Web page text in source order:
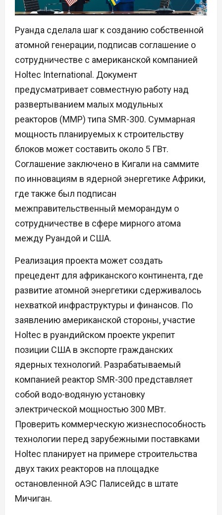
Руанда сделала шаг к созданию собственной
атомной генерации, подписав соглашение о
сотрудничестве с американской компанией
Holtec International. Документ
предусматривает совместную работу над
развертыванием малых модульных
реакторов (ММР) типа SMR-300. Суммарная
мощность планируемых к строительству
блоков может составить около 5 ГВт.
Соглашение заключено в Кигали на саммите
по инновациям в ядерной энергетике Африки,
где также был подписан
межправительственный меморандум о
сотрудничестве в сфере мирного атома
между Руандой и США.
Реализация проекта может создать
прецедент для африканского континента, где
развитие атомной энергетики сдерживалось
нехваткой инфраструктуры и финансов. По
заявлению американской стороны, участие
Holtec в руандийском проекте укрепит
позиции США в экспорте гражданских
ядерных технологий. Разрабатываемый
компанией реактор SMR-300 представляет
собой водо-водяную установку
электрической мощностью 300 МВт.
Проверить коммерческую жизнеспособность
технологии перед зарубежными поставками
Holtec планирует на примере строительства
двух таких реакторов на площадке
остановленной АЭС Палисейдс в штате
Мичиган.